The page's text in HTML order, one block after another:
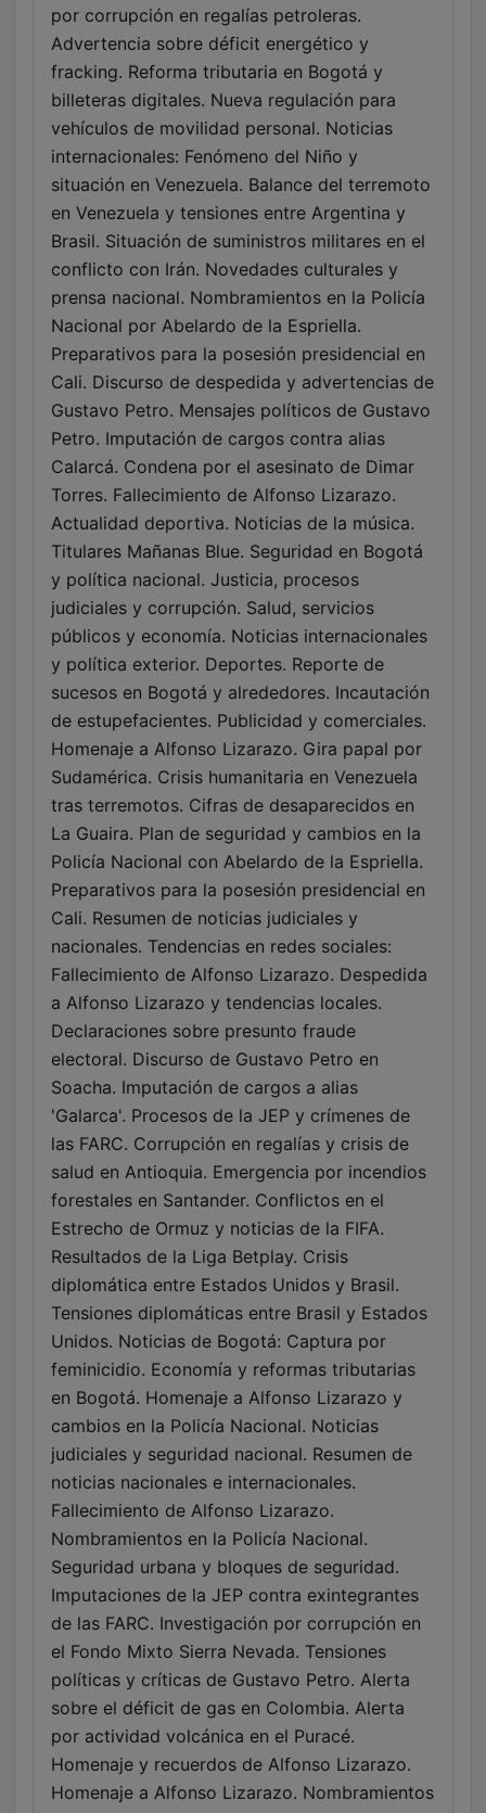
por corrupción en regalías petroleras.
Advertencia sobre déficit energético y
fracking. Reforma tributaria en Bogotá y
billeteras digitales. Nueva regulación para
vehículos de movilidad personal. Noticias
internacionales: Fenómeno del Niño y
situación en Venezuela. Balance del terremoto
en Venezuela y tensiones entre Argentina y
Brasil. Situación de suministros militares en el
conflicto con Irán. Novedades culturales y
prensa nacional. Nombramientos en la Policía
Nacional por Abelardo de la Espriella.
Preparativos para la posesión presidencial en
Cali. Discurso de despedida y advertencias de
Gustavo Petro. Mensajes políticos de Gustavo
Petro. Imputación de cargos contra alias
Calarcá. Condena por el asesinato de Dimar
Torres. Fallecimiento de Alfonso Lizarazo.
Actualidad deportiva. Noticias de la música.
Titulares Mañanas Blue. Seguridad en Bogotá
y política nacional. Justicia, procesos
judiciales y corrupción. Salud, servicios
públicos y economía. Noticias internacionales
y política exterior. Deportes. Reporte de
sucesos en Bogotá y alrededores. Incautación
de estupefacientes. Publicidad y comerciales.
Homenaje a Alfonso Lizarazo. Gira papal por
Sudamérica. Crisis humanitaria en Venezuela
tras terremotos. Cifras de desaparecidos en
La Guaira. Plan de seguridad y cambios en la
Policía Nacional con Abelardo de la Espriella.
Preparativos para la posesión presidencial en
Cali. Resumen de noticias judiciales y
nacionales. Tendencias en redes sociales:
Fallecimiento de Alfonso Lizarazo. Despedida
a Alfonso Lizarazo y tendencias locales.
Declaraciones sobre presunto fraude
electoral. Discurso de Gustavo Petro en
Soacha. Imputación de cargos a alias
'Galarca'. Procesos de la JEP y crímenes de
las FARC. Corrupción en regalías y crisis de
salud en Antioquia. Emergencia por incendios
forestales en Santander. Conflictos en el
Estrecho de Ormuz y noticias de la FIFA.
Resultados de la Liga Betplay. Crisis
diplomática entre Estados Unidos y Brasil.
Tensiones diplomáticas entre Brasil y Estados
Unidos. Noticias de Bogotá: Captura por
feminicidio. Economía y reformas tributarias
en Bogotá. Homenaje a Alfonso Lizarazo y
cambios en la Policía Nacional. Noticias
judiciales y seguridad nacional. Resumen de
noticias nacionales e internacionales.
Fallecimiento de Alfonso Lizarazo.
Nombramientos en la Policía Nacional.
Seguridad urbana y bloques de seguridad.
Imputaciones de la JEP contra exintegrantes
de las FARC. Investigación por corrupción en
el Fondo Mixto Sierra Nevada. Tensiones
políticas y críticas de Gustavo Petro. Alerta
sobre el déficit de gas en Colombia. Alerta
por actividad volcánica en el Puracé.
Homenaje y recuerdos de Alfonso Lizarazo.
Homenaje a Alfonso Lizarazo. Nombramientos